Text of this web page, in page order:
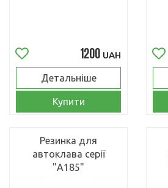
1200 UAH
Детальніше
Купити
Резинка для
автоклава серії
"А185"